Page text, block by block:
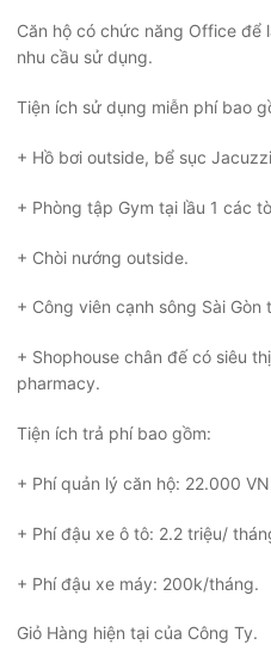
Căn hộ có chức năng Office để
nhu cầu sử dụng.
Tiện ích sử dụng miễn phí bao
+ Hồ bơi outside, bể sục
+ Phòng tập Gym tại lầu 1 các
+ Chòi nướng outside.
+ Công viên cạnh sông Sài Gòn
+ Shophouse chân đế có siêu
pharmacy.
Tiện ích trả phí bao gồm:
+ Phí quản lý căn hộ: 22.000
+ Phí đậu xe ô tô: 2.2 triệu/
+ Phí đậu xe máy: 200k/tháng.
Giỏ Hàng hiện tại của Công Ty.